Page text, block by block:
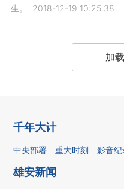
生。
2018-12-19 10:25:38
加
千年大计
中央部署 重大时刻 影音纪
雄安新闻